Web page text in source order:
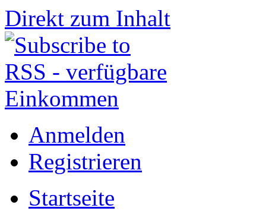
Direkt zum Inhalt
Anmelden
Registrieren
Startseite